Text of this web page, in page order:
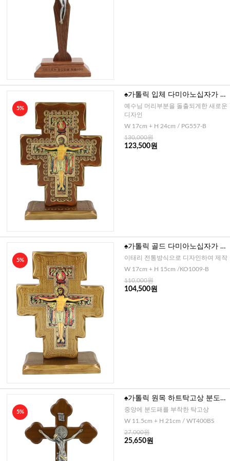
5%
♠가톨릭 입체 다미아노십자가 탁
고상(이태리)-중24cm
예수님 머리부분을 돌출되게한 새로운
디자인
W 17cm + H 24cm / PG557-B
130,000원
123,500원
5%
♠가톨릭 골드 다미아노십자가 탁
고상(이태리)-중24cm
이태리 전통방식으로 디자인하여 제작
W 17cm + H 15cm /KO1009-B
110,000원
104,500원
5%
♠가톨릭 원목 하트탁고상 분도-
중
중앙에 분도패를 부착한 탁고상
W 11.5cm + H 21cm / WT400BS
27,000원
25,650원